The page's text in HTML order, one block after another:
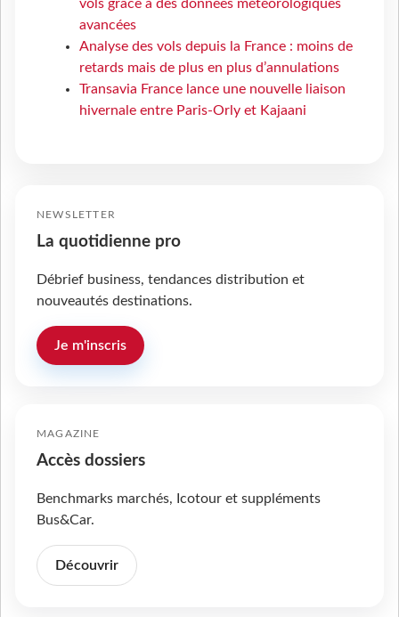
vols grâce à des données météorologiques
avancées
Analyse des vols depuis la France : moins de
retards mais de plus en plus d’annulations
Transavia France lance une nouvelle liaison
hivernale entre Paris-Orly et Kajaani
NEWSLETTER
La quotidienne pro
Débrief business, tendances distribution et
nouveautés destinations.
Je m'inscris
MAGAZINE
Accès dossiers
Benchmarks marchés, Icotour et suppléments
Bus&Car.
Découvrir